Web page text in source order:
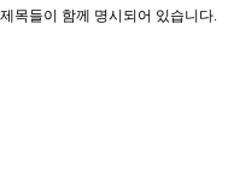
목들이 함께 명시되어 있습니다.​